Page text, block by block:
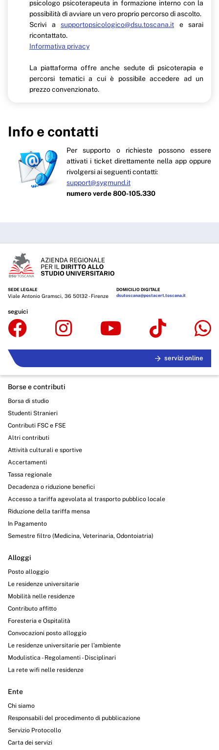
psicologo psicoterapeuta in formazione interno con la
possibilità di avviare un vero proprio percorso di ascolto.
Scrivi a supportopsicologico@dsu.toscana.it e sarai
ricontattato.
Informativa privacy
La piattaforma offre anche sedute di psicoterapia e
percorsi tematici a cui è possibile accedere ad un
prezzo convenzionato.
Info e contatti
Per supporto o richieste possono essere
attivati i ticket direttamente nella app oppure
rivolgersi ai seguenti contatti:
support@sygmund.it
numero verde 800-105.330
SEDE LEGALE
Viale Antonio Gramsci, 36 50132 - Firenze
DOMICILIO DIGITALE
dsutoscana@postacert.toscana.it
seguici
servizi online
Borse e contributi
Borsa di studio
Studenti Stranieri
Contributi FSC e FSE
Altri contributi
Attività culturali e sportive
Accertamenti
Tassa regionale
Decadenza o riduzione benefici
Accesso a tariffa agevolata al trasporto pubblico locale
Riduzione della tariffa mensa
In Pagamento
Semestre filtro (Medicina, Veterinaria, Odontoiatria)
Alloggi
Posto alloggio
Le residenze universitarie
Mobilità nelle residenze
Contributo affitto
Foresteria e Ospitalità
Convocazioni posto alloggio
Le residenze universitarie per l’ambiente
Modulistica - Regolamenti - Disciplinari
La rete wifi nelle residenze
Ente
Chi siamo
Responsabili del procedimento di pubblicazione
Servizio Protocollo
Carta dei servizi